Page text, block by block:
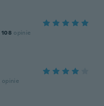
108 opinie
opinie